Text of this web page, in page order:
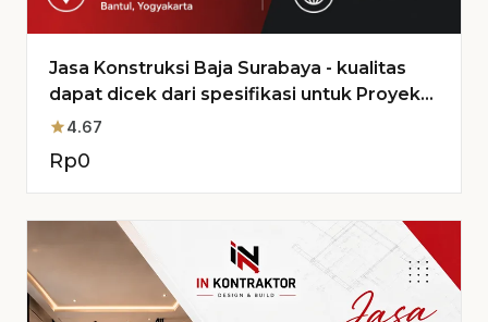
Jasa Konstruksi Baja Surabaya - kualitas
dapat dicek dari spesifikasi untuk Proyek
Anda
star4.67
Rp0